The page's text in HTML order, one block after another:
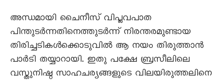
അന്ധമായി ചൈനീസ് വിപ്ലവപാത
പിന്തുടര്‍ന്നതിനെത്തുടര്‍ന്ന് നിരന്തരമുണ്ടായ
തിരിച്ചടികള്‍ക്കൊടുവില്‍ ആ നയം തിരുത്താന്‍
പാര്‍ടി തയ്യാറായി. ഇതു പക്ഷേ ബ്രസീലിലെ
വസ്തുനിഷ്ഠ സാഹചര്യങ്ങളുടെ വിലയിരുത്തലിനെ